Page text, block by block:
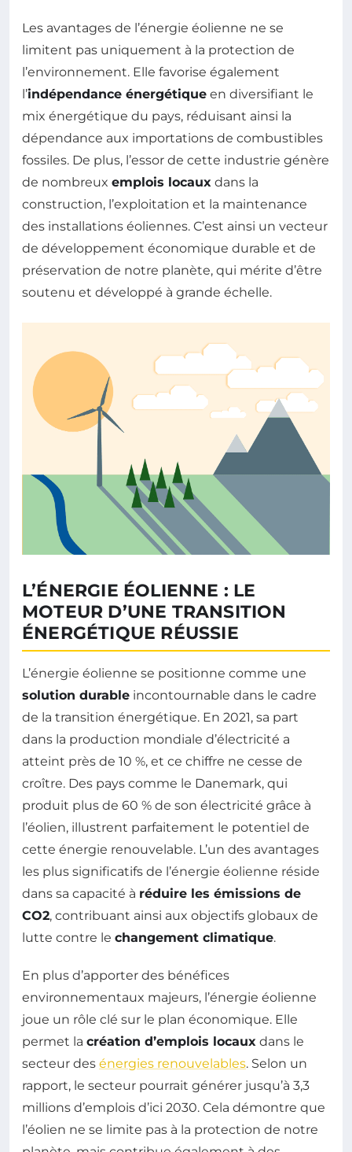
Les avantages de l’énergie éolienne ne se
limitent pas uniquement à la protection de
l’environnement. Elle favorise également
l’indépendance énergétique en diversifiant le
mix énergétique du pays, réduisant ainsi la
dépendance aux importations de combustibles
fossiles. De plus, l’essor de cette industrie génère
de nombreux emplois locaux dans la
construction, l’exploitation et la maintenance
des installations éoliennes. C’est ainsi un vecteur
de développement économique durable et de
préservation de notre planète, qui mérite d’être
soutenu et développé à grande échelle.
L’ÉNERGIE ÉOLIENNE : LE
MOTEUR D’UNE TRANSITION
ÉNERGÉTIQUE RÉUSSIE
L’énergie éolienne se positionne comme une
solution durable incontournable dans le cadre
de la transition énergétique. En 2021, sa part
dans la production mondiale d’électricité a
atteint près de 10 %, et ce chiffre ne cesse de
croître. Des pays comme le Danemark, qui
produit plus de 60 % de son électricité grâce à
l’éolien, illustrent parfaitement le potentiel de
cette énergie renouvelable. L’un des avantages
les plus significatifs de l’énergie éolienne réside
dans sa capacité à réduire les émissions de
CO2, contribuant ainsi aux objectifs globaux de
lutte contre le changement climatique.
En plus d’apporter des bénéfices
environnementaux majeurs, l’énergie éolienne
joue un rôle clé sur le plan économique. Elle
permet la création d’emplois locaux dans le
secteur des énergies renouvelables. Selon un
rapport, le secteur pourrait générer jusqu’à 3,3
millions d’emplois d’ici 2030. Cela démontre que
l’éolien ne se limite pas à la protection de notre